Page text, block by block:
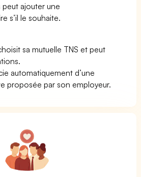
ajouter une
s’il le souhaite.
sa mutuelle TNS et peut
automatiquement d’une
proposée par son employeur.